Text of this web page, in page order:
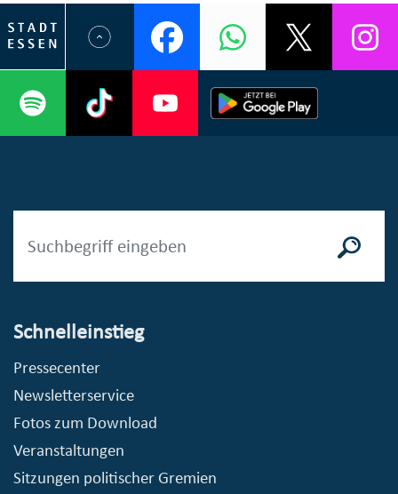
Schnelleinstieg
Pressecenter
Newsletterservice
Fotos zum Download
Veranstaltungen
Sitzungen politischer Gremien